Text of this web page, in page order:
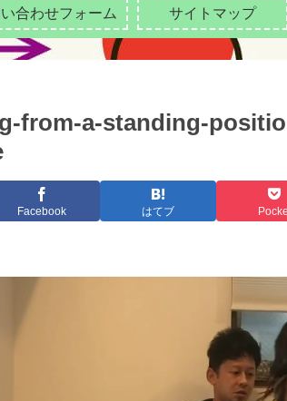
合わせフォーム サイトマップ
from-a-standing-
Facebook はてブ